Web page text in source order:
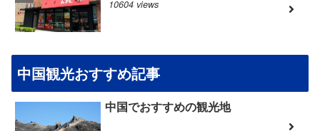
10604 views
中国観光おすすめ記事
中国でおすすめの観光地